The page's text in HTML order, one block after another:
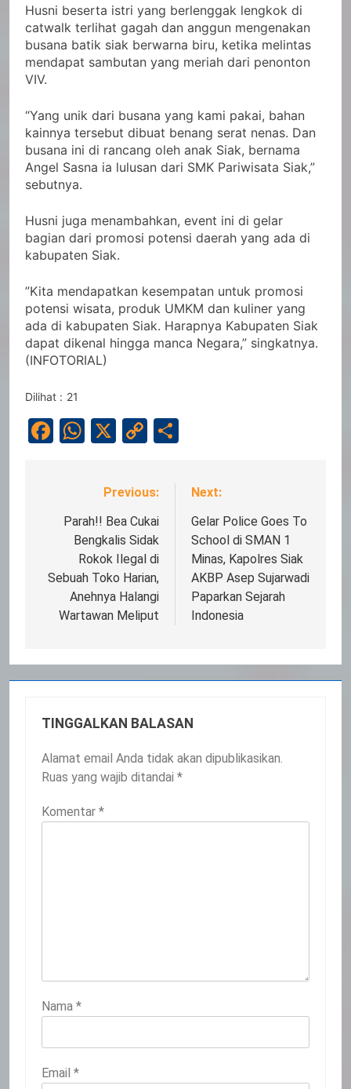
Husni beserta istri yang berlenggak lengkok di
catwalk terlihat gagah dan anggun mengenakan
busana batik siak berwarna biru, ketika melintas
mendapat sambutan yang meriah dari penonton
VIV.
“Yang unik dari busana yang kami pakai, bahan
kainnya tersebut dibuat benang serat nenas. Dan
busana ini di rancang oleh anak Siak, bernama
Angel Sasna ia lulusan dari SMK Pariwisata Siak,”
sebutnya.
Husni juga menambahkan, event ini di gelar
bagian dari promosi potensi daerah yang ada di
kabupaten Siak.
”Kita mendapatkan kesempatan untuk promosi
potensi wisata, produk UMKM dan kuliner yang
ada di kabupaten Siak. Harapnya Kabupaten Siak
dapat dikenal hingga manca Negara,” singkatnya.
(INFOTORIAL)
Dilihat : 21
Facebook
WhatsApp
X
Copy
Navigasi
pos
Previous:
Parah!! Bea Cukai
Bengkalis Sidak
Rokok Ilegal di
Sebuah Toko Harian,
Anehnya Halangi
Wartawan Meliput
Next:
Gelar Police Goes To
School di SMAN 1
Minas, Kapolres Siak
AKBP Asep Sujarwadi
Paparkan Sejarah
Indonesia
TINGGALKAN BALASAN
Alamat email Anda tidak akan dipublikasikan.
Ruas yang wajib ditandai *
Komentar *
Nama *
Email *